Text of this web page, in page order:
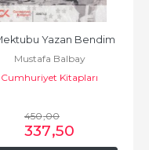
Yazan Bendim
Mustafa Balbay
Cumhuriyet Kitapları
450,00
337,50